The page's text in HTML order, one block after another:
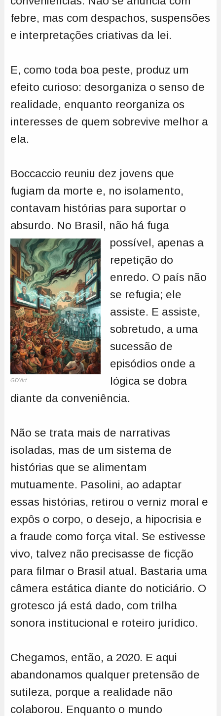
febre, mas com despachos, suspensões
e interpretações criativas da lei.
E, como toda boa peste, produz um
efeito curioso: desorganiza o senso de
realidade, enquanto reorganiza os
interesses de quem sobrevive melhor a
ela.
Boccaccio reuniu dez jovens que
fugiam da morte e, no isolamento,
contavam histórias para suportar o
absurdo. No Brasil, não há
GD'Art
fuga
possível, apenas a
repetição do
enredo. O país não
se refugia; ele
assiste. E assiste,
sobretudo, a uma
sucessão de
episódios onde a
lógica se dobra
diante da conveniência.
Não se trata mais de narrativas
isoladas, mas de um sistema de
histórias que se alimentam
mutuamente. Pasolini, ao adaptar
essas histórias, retirou o verniz moral e
expôs o corpo, o desejo, a hipocrisia e
a fraude como força vital. Se estivesse
vivo, talvez não precisasse de ficção
para filmar o Brasil atual. Bastaria uma
câmera estática diante do noticiário. O
grotesco já está dado, com trilha
sonora institucional e roteiro jurídico.
Chegamos, então, a 2020. E aqui
abandonamos qualquer pretensão de
sutileza, porque a realidade não
colaborou. Enquanto o mundo